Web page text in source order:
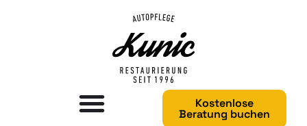
Kostenlose
Beratung buchen